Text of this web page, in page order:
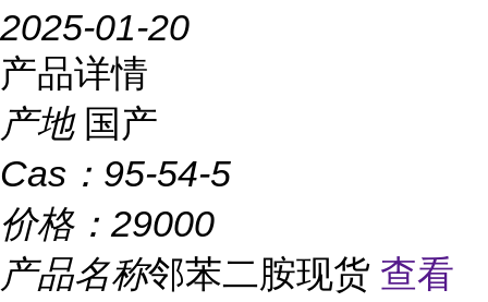
2025-01-20
产品详情
产地 国产
Cas： 95-54-5
价格： 29000
产品名称邻苯二胺现货 查看